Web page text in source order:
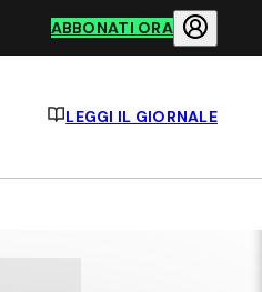
ABBONATI ORA
LEGGI IL GIORNALE